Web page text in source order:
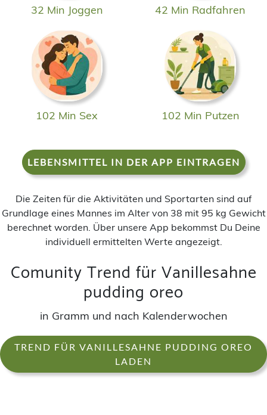
32 Min Joggen 42 Min Radfahren
102 Min Sex 102 Min Putzen
LEBENSMITTEL IN DER APP EINTRAGEN
Die Zeiten für die Aktivitäten und Sportarten sind auf
Grundlage eines Mannes im Alter von 38 mit 95 kg Gewicht
berechnet worden. Über unsere App bekommst Du Deine
individuell ermittelten Werte angezeigt.
Comunity Trend für Vanillesahne
pudding oreo
in Gramm und nach Kalenderwochen
TREND FÜR VANILLESAHNE PUDDING OREO
LADEN